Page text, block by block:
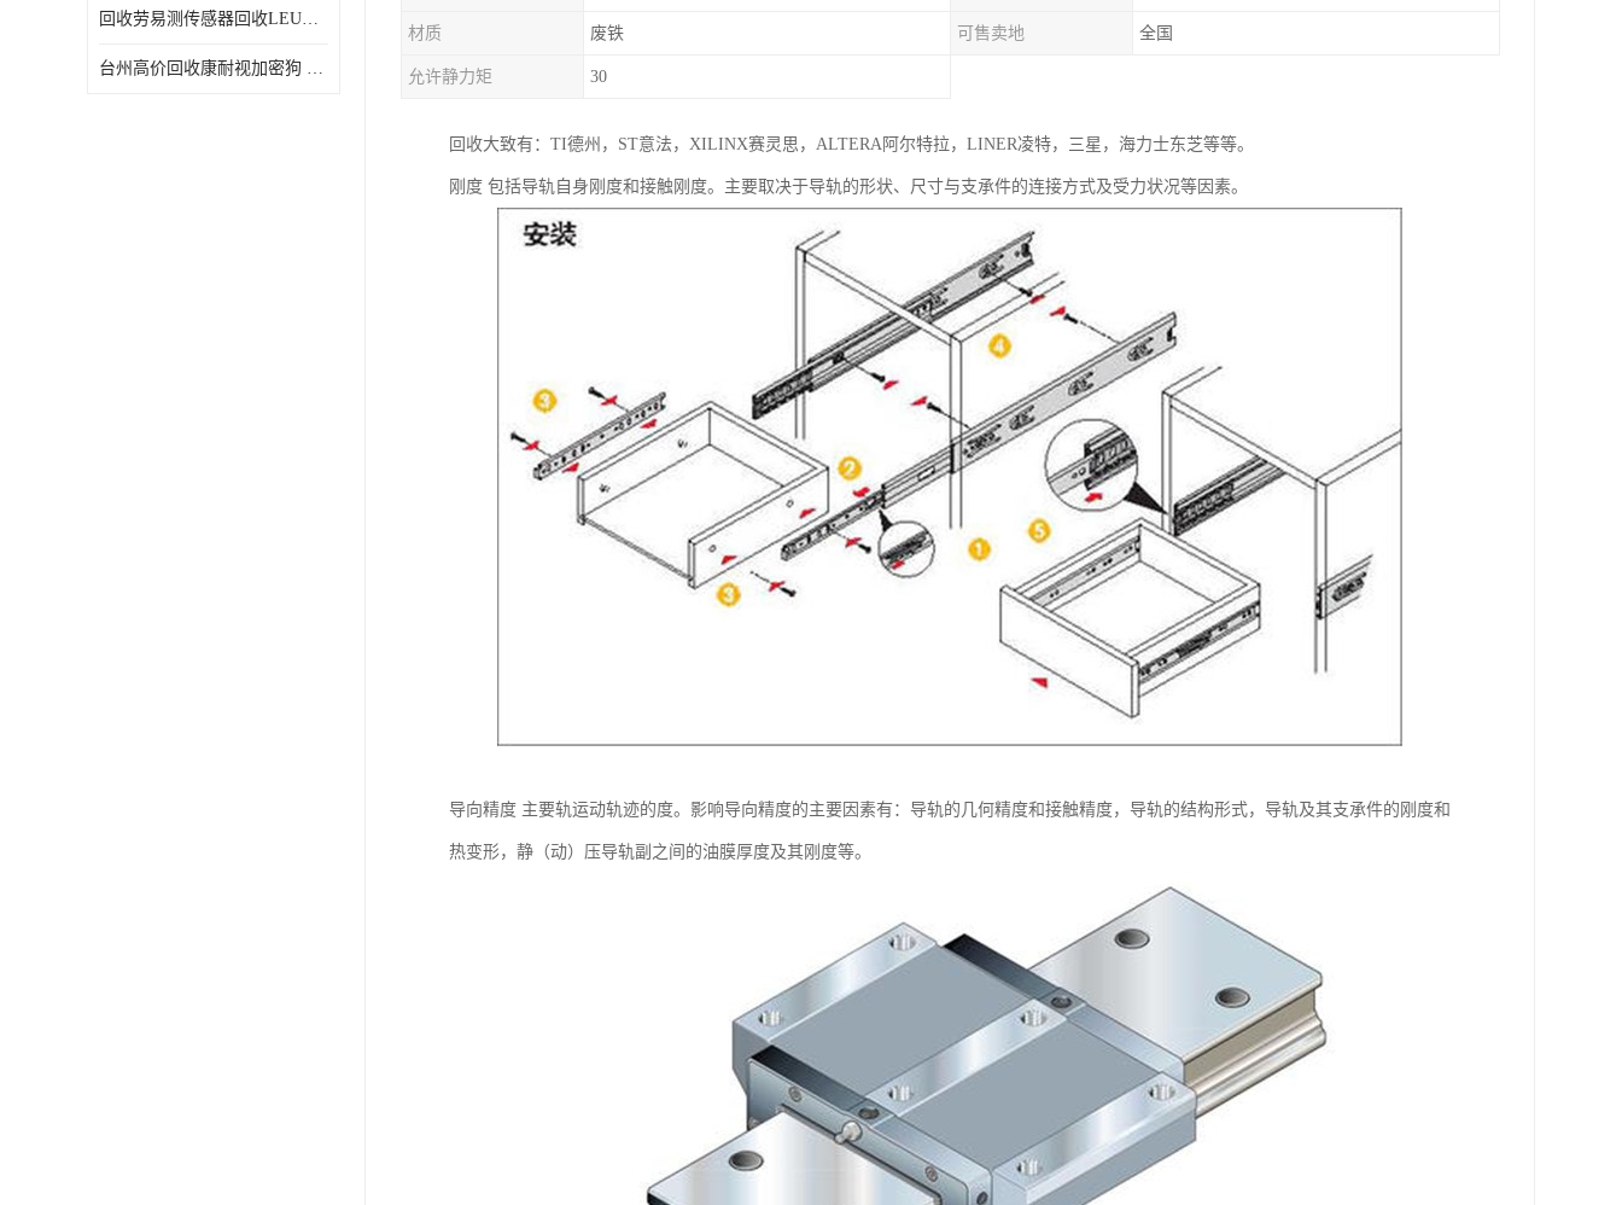
回收劳易测传感器回收LEUZE传感器
台州高价回收康耐视加密狗 收购康耐视加密狗 废旧回收
材质 废铁 可售卖地 全国
允许静力矩 30
回收大致有：TI德州，ST意法，XILINX赛灵思，ALTERA阿尔特拉，LINER凌特，三星，海力士东芝等等。
刚度 包括导轨自身刚度和接触刚度。主要取决于导轨的形状、尺寸与支承件的连接方式及受力状况等因素。
导向精度 主要轨运动轨迹的度。影响导向精度的主要因素有：导轨的几何精度和接触精度，导轨的结构形式，导轨及其支承件的刚度和
热变形，静（动）压导轨副之间的油膜厚度及其刚度等。